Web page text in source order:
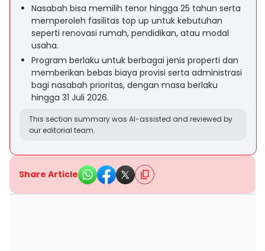
Nasabah bisa memilih tenor hingga 25 tahun serta
memperoleh fasilitas top up untuk kebutuhan
seperti renovasi rumah, pendidikan, atau modal
usaha.
Program berlaku untuk berbagai jenis properti dan
memberikan bebas biaya provisi serta administrasi
bagi nasabah prioritas, dengan masa berlaku
hingga 31 Juli 2026.
This section summary was AI-assisted and reviewed by
our editorial team.
Share Article